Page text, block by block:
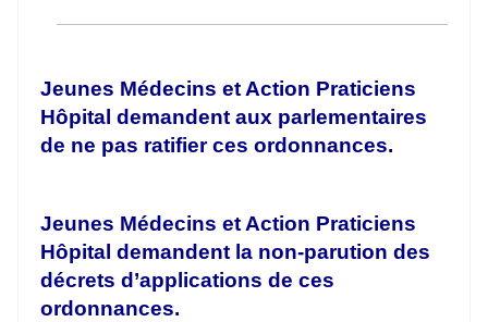
Jeunes Médecins et Action Praticiens
Hôpital demandent aux parlementaires
de ne pas ratifier ces ordonnances.
Jeunes Médecins et Action Praticiens
Hôpital demandent la non-parution des
décrets d’applications de ces
ordonnances.